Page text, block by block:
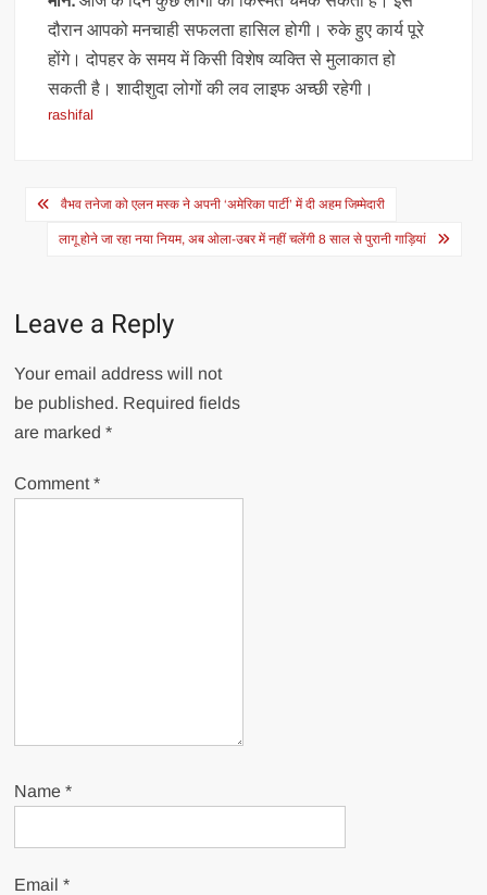
दौरान आपको मनचाही सफलता हासिल होगी। रुके हुए कार्य पूरे
होंगे। दोपहर के समय में किसी विशेष व्यक्ति से मुलाकात हो
सकती है। शादीशुदा लोगों की लव लाइफ अच्छी रहेगी।
rashifal
Post
navigation
वैभव तनेजा को एलन मस्क ने अपनी ‘अमेरिका पार्टी’ में दी अहम जिम्मेदारी
लागू होने जा रहा नया नियम, अब ओला-उबर में नहीं चलेंगी 8 साल से पुरानी गाड़ियां
Leave a Reply
Your email address will not
be published. Required fields
are marked*
Comment*
Name*
Email*